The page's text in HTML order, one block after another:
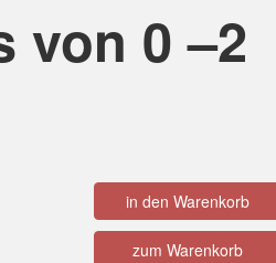
von 0 –2
in den Warenkorb
zum Warenkorb